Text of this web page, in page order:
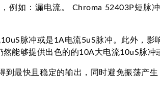
例如：漏电流。 Chroma 52403P短脉
脉冲或是1A电流5uS脉冲。此外，影
能够提供出色的的10A大电流10uS脉冲
最快且稳定的输出，同时避免振荡产